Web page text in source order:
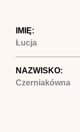
IMIĘ:
Łucja
NAZWISKO:
Czerniakówna